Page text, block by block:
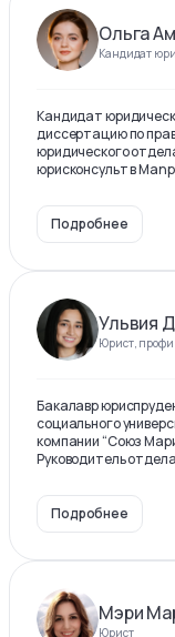
Ольга
Кандидат
Кандидат
диссертацию по
юридического
юрисконсульт в
Подробнее
Ульвия
Юрист, профи
Бакалавр
социального
компании “Союз
Руководитель
Подробнее
Мэри
Юрист